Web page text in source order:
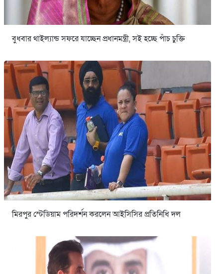
বুধবার থাইল্যান্ড সফরে যাচ্ছেন প্রধানমন্ত্রী, সই হচ্ছে পাঁচ চুক্তি
মিরপুর স্টেডিয়াম পরিদর্শন করলেন আইসিসির প্রতিনিধি দল